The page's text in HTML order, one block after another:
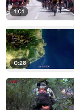
1:01
0:28